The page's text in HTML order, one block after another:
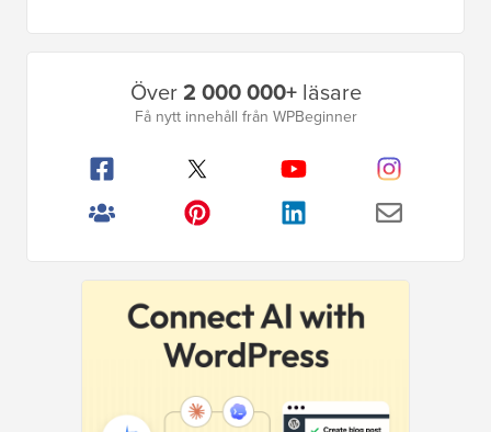
Över2 000 000+läsare
Få nytt innehåll från WPBeginner